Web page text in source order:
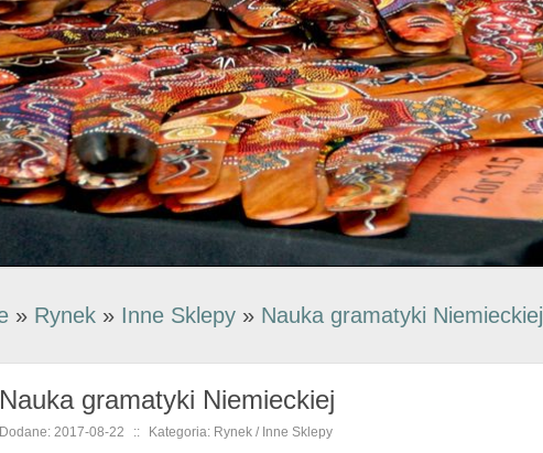
» Rynek » Inne Sklepy » Nauka gramatyki Niemieckiej
Nauka gramatyki Niemieckiej
Dodane: 2017-08-22 :: Kategoria: Rynek / Inne Sklepy